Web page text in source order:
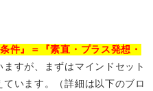
件』＝『素直・プラス発想・
すが、まずはマインドセット
います。（詳細は以下のブロ